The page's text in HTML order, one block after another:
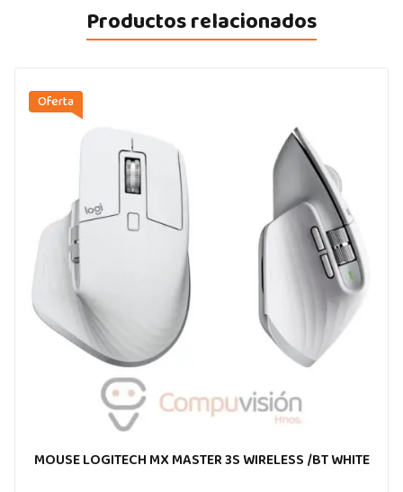
Productos relacionados
Oferta
MOUSE LOGITECH MX MASTER 3S WIRELESS /BT WHITE